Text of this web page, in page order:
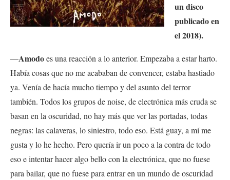
un disco
publicado en
el 2018).
—Amodoes una reacción a lo anterior. Empezaba a estar harto.
Había cosas que no me acababan de convencer, estaba hastiado
ya. Venía de hacía mucho tiempo y del asunto del terror
también. Todos los grupos de noise, de electrónica más cruda se
basan en la oscuridad, no hay más que ver las portadas, todas
negras: las calaveras, lo siniestro, todo eso. Está guay, a mí me
gusta y lo he hecho. Pero quería ir un poco a la contra de todo
eso e intentar hacer algo bello con la electrónica, que no fuese
para bailar, que no fuese para entrar en un mundo de oscuridad